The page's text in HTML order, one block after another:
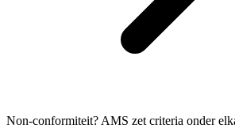
Non-conformiteit? AMS zet criteria onder